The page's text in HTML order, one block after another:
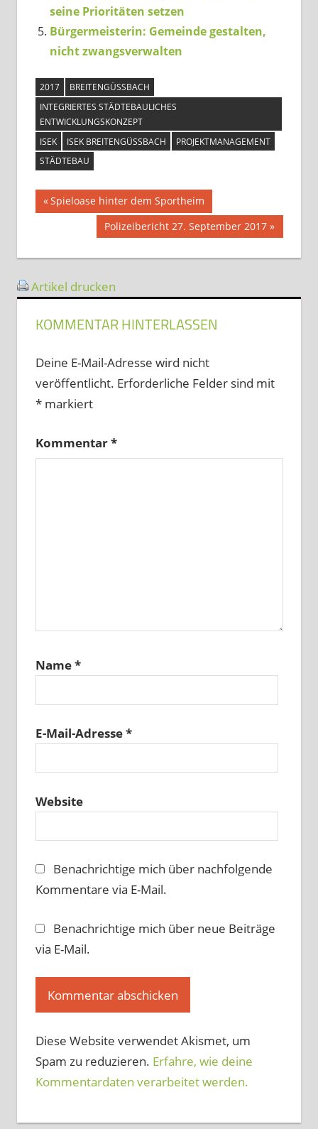
seine Prioritäten setzen
Bürgermeisterin: Gemeinde gestalten,
nicht zwangsverwalten
2017
BREITENGÜSSBACH
INTEGRIERTES STÄDTEBAULICHES
ENTWICKLUNGSKONZEPT
ISEK
ISEK BREITENGÜSSBACH
PROJEKTMANAGEMENT
STÄDTEBAU
Beitragsnavigation
Vorheriger
Beitrag:
Spieloase hinter dem Sportheim
Nächster
Beitrag:
Polizeibericht 27. September 2017
Artikel drucken
KOMMENTAR HINTERLASSEN
Deine E-Mail-Adresse wird nicht
veröffentlicht. Erforderliche Felder sind mit
*markiert
Kommentar*
Name*
E-Mail-Adresse*
Website
Benachrichtige mich über nachfolgende
Kommentare via E-Mail.
Benachrichtige mich über neue Beiträge
via E-Mail.
Diese Website verwendet Akismet, um
Spam zu reduzieren. Erfahre, wie deine
Kommentardaten verarbeitet werden.